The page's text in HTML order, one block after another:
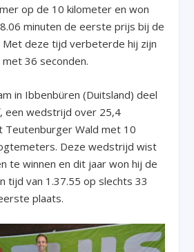
op de 10 kilometer en won
minuten de eerste prijs bij de
Met deze tijd verbeterde hij zijn
36 seconden.
in Ibbenbüren (Duitsland) deel
een wedstrijd over 25,4
Teutenburger Wald met 10
Deze wedstrijd wist
te winnen en dit jaar won hij de
tijd van 1.37.55 op slechts 33
plaats.